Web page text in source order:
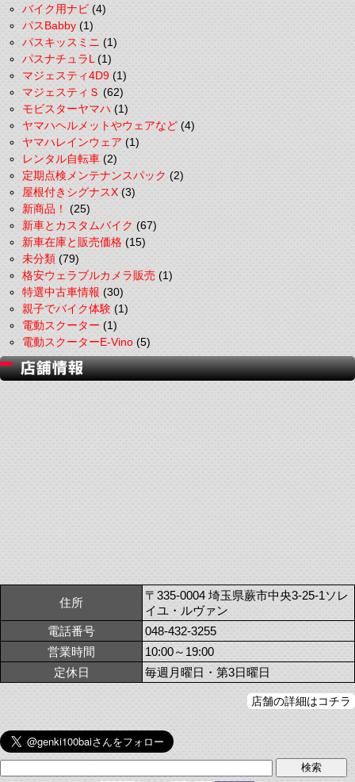
バイク用ナビ(4)
パスBabby(1)
パスキッスミニ(1)
パスナチュラL(1)
マジェスティ4D9(1)
マジェスティＳ(62)
モビスターヤマハ(1)
ヤマハヘルメットやウェアなど(4)
ヤマハレインウェア(1)
レンタル自転車(2)
定期点検メンテナンスパック(2)
屋根付きシグナスX(3)
新商品！(25)
新車とカスタムバイク(67)
新車在庫と販売価格(15)
未分類(79)
格安ウェラブルカメラ販売(1)
特選中古車情報(30)
親子でバイク体験(1)
電動スクーター(1)
電動スクーターE-Vino(5)
住所
〒335-0004 埼玉県蕨市中央3-25-1ソレ
イユ・ルヴァン
電話番号
048-432-3255
営業時間
10:00～19:00
定休日
毎週月曜日・第3日曜日
店舗の詳細はコチラ